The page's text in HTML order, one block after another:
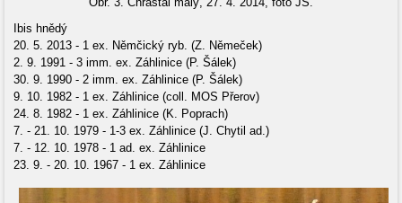
Ibis hnědý
20. 5. 2013 - 1 ex. Němčický ryb. (Z. Němeček)
2. 9. 1991 - 3 imm. ex. Záhlinice (P. Šálek)
30. 9. 1990 - 2 imm. ex. Záhlinice (P. Šálek)
9. 10. 1982 - 1 ex. Záhlinice (coll. MOS Přerov)
24. 8. 1982 - 1 ex. Záhlinice (K. Poprach)
7. - 21. 10. 1979 - 1-3 ex. Záhlinice (J. Chytil ad.)
7. - 12. 10. 1978 - 1 ad. ex. Záhlinice
23. 9. - 20. 10. 1967 - 1 ex. Záhlinice